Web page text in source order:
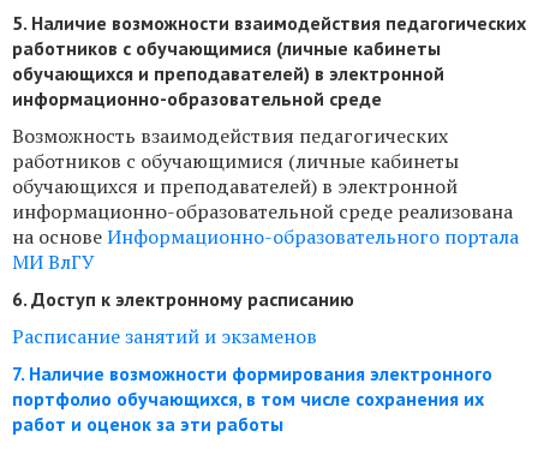
5. Наличие возможности взаимодействия педагогических
работников с обучающимися (личные кабинеты
обучающихся и преподавателей) в электронной
информационно-образовательной среде
Возможность взаимодействия педагогических
работников с обучающимися (личные кабинеты
обучающихся и преподавателей) в электронной
информационно-образовательной среде реализована
на основеИнформационно-образовательного портала
МИ ВлГУ
6. Доступ к электронному расписанию
Расписание занятий и экзаменов
7. Наличие возможности формирования электронного
портфолио обучающихся, в том числе сохранения их
работ и оценок за эти работы